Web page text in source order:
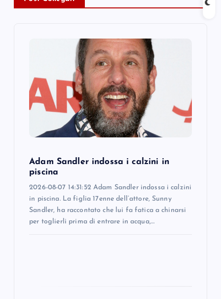
v
Adam Sandler indossa i calzini in
piscina
2026-08-07 14:31:52 Adam Sandler indossa i calzini
in piscina. La figlia 17enne dell’attore, Sunny
Sandler, ha raccontato che lui fa fatica a chinarsi
per toglierli prima di entrare in acqua,…